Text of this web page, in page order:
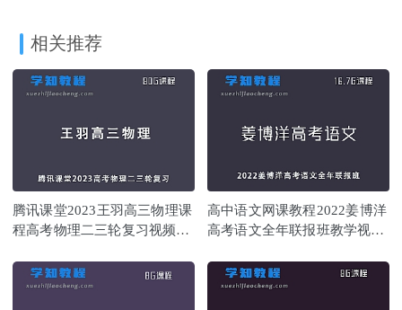
相关推荐
腾讯课堂2023王羽高三物理课
程高考物理二三轮复习视频教
高中语文网课教程2022姜博洋
高考语文全年联报班教学视频